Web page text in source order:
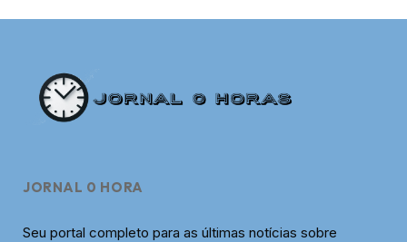
JORNAL 0 HORA
Seu portal completo para as últimas notícias sobre